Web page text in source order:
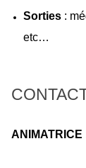
Sorties :
etc…
ANIMATRICE